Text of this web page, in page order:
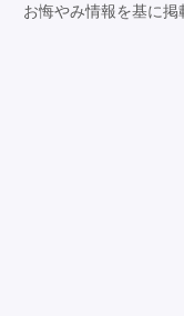
お悔やみ情報を基に